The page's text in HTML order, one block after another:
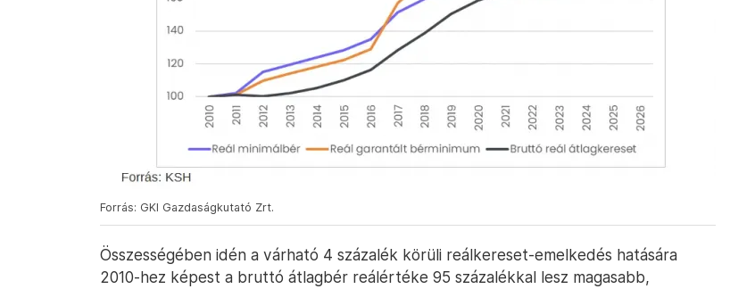
Forrás: GKI Gazdaságkutató Zrt.
Összességében idén a várható 4 százalék körüli reálkereset-emelkedés hatására
2010-hez képest a bruttó átlagbér reálértéke 95 százalékkal lesz magasabb,